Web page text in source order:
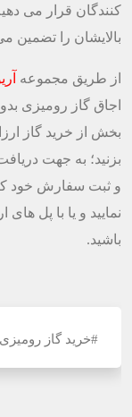
کنندگان قرار می
بالایشان را تضمین
از طریق مجموعه
اجاق گاز رومیزی
بخش از خرید گاز
بزنید؛ به جهت
و ثبت سفارش خود
نمایید و یا با پل
باشید.
#خرید گاز رومیزی